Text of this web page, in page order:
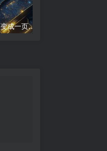
word文档怎么把两页变成一页;两页合为一：新篇崭现